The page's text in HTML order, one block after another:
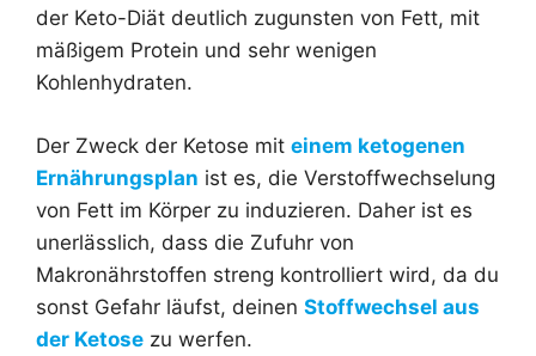
der Keto-Diät deutlich zugunsten von Fett, mit
mäßigem Protein und sehr wenigen
Kohlenhydraten.
Der Zweck der Ketose mit einem ketogenen
Ernährungsplan ist es, die Verstoffwechselung
von Fett im Körper zu induzieren. Daher ist es
unerlässlich, dass die Zufuhr von
Makronährstoffen streng kontrolliert wird, da du
sonst Gefahr läufst, deinen Stoffwechsel aus
der Ketose zu werfen.